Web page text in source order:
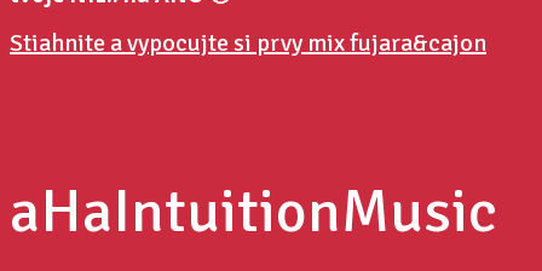
Stiahnite a vypocujte si prvy mix fujara&cajon
aHaIntuitionMusic